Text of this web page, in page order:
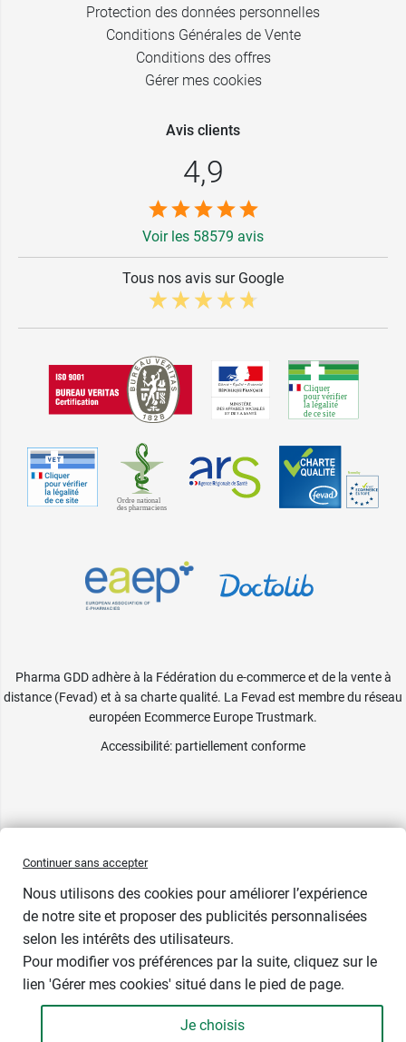
Protection des données personnelles
Conditions Générales de Vente
Conditions des offres
Gérer mes cookies
Avis clients
4,9
Voir les 58579 avis
Tous nos avis sur Google
Pharma GDD adhère à la Fédération du e-commerce et de la vente à
distance (Fevad) et à sa charte qualité. La Fevad est membre du réseau
européen Ecommerce Europe Trustmark.
Accessibilité: partiellement conforme
Continuer sans accepter
Nous utilisons des cookies pour améliorer l’expérience
de notre site et proposer des publicités personnalisées
selon les intérêts des utilisateurs.
Pour modifier vos préférences par la suite, cliquez sur le
lien 'Gérer mes cookies' situé dans le pied de page.
Je choisis